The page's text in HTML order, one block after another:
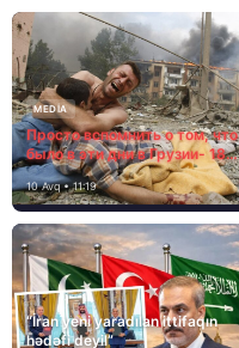
MEDİA
Просто вспомнить о том, что
было в эти дни в Грузии- 18
лет назад, 8 августа 2008
года…
10 Avq • 11:19
“İran yeni yaradılan ittifaqın
hədəfi deyil”